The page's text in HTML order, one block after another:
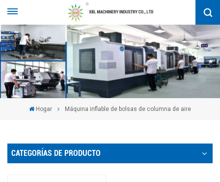
Hogar Máquina inflable de bolsas de columna de aire
CATEGORÍAS DE PRODUCTO